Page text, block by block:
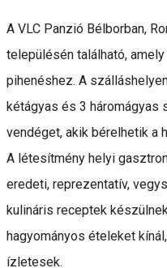
A VLC Panzió Bélborban,
településén található,
pihenéshez. A
kétágyas és 3 háromágyas
vendéget, akik bérelhetik a
A létesítmény helyi
eredeti, reprezentatív,
kulináris receptek
hagyományos ételeket
ízletesek.